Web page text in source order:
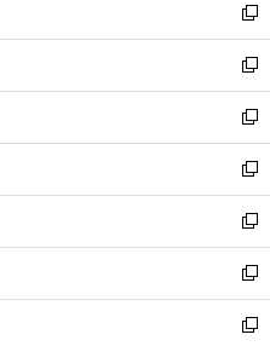
い
ウ
ィ
ン
ド
ウ
で
開
く
新
し
い
ウ
ィ
ン
ド
ウ
で
開
く
新
し
い
ウ
ィ
ン
ド
ウ
で
開
く
新
し
い
ウ
ィ
ン
ド
ウ
で
新
し
い
ウ
ィ
ン
ド
新
し
い
ウ
ィ
新
し
い
新